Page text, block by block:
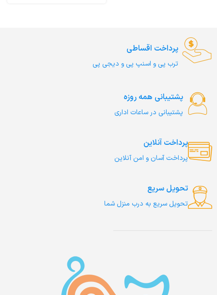
پرداخت اقساطی
ترب‌ پی و اسنپ پی و دیجی پی
پشتیبانی همه روزه
پشتیبانی در ساعات اداری
پرداخت آنلاین
پرداخت آسان و امن آنلاین
تحویل سریع
تحویل سریع به درب منزل شما